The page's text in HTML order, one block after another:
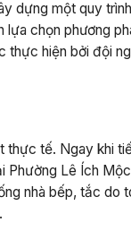
dựng một quy
chọn phương
hiện bởi đội
thực tế. Ngay khi
Phường Lê Ích
nhà bếp, tắc do